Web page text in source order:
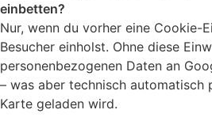
einbetten?
Nur, wenn du vorher eine Cookie-
Besucher einholst. Ohne diese
personenbezogenen Daten an
– was aber technisch automatisch
Karte geladen wird.